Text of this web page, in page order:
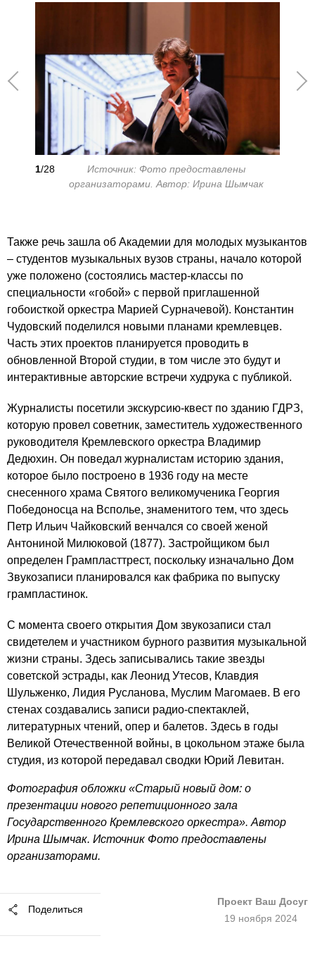
1/28
Источник: Фото предоставлены
организаторами. Автор: Ирина Шымчак
Также речь зашла об Академии для молодых музыкантов
– студентов музыкальных вузов страны, начало которой
уже положено (состоялись мастер-классы по
специальности «гобой» с первой приглашенной
гобоисткой оркестра Марией Сурначевой). Константин
Чудовский поделился новыми планами кремлевцев.
Часть этих проектов планируется проводить в
обновленной Второй студии, в том числе это будут и
интерактивные авторские встречи худрука с публикой.
Журналисты посетили экскурсию-квест по зданию ГДРЗ,
которую провел советник, заместитель художественного
руководителя Кремлевского оркестра Владимир
Дедюхин. Он поведал журналистам историю здания,
которое было построено в 1936 году на месте
снесенного храма Святого великомученика Георгия
Победоносца на Всполье, знаменитого тем, что здесь
Петр Ильич Чайковский венчался со своей женой
Антониной Милюковой (1877). Застройщиком был
определен Грампласттрест, поскольку изначально Дом
Звукозаписи планировался как фабрика по выпуску
грампластинок.
С момента своего открытия Дом звукозаписи стал
свидетелем и участником бурного развития музыкальной
жизни страны. Здесь записывались такие звезды
советской эстрады, как Леонид Утесов, Клавдия
Шульженко, Лидия Русланова, Муслим Магомаев. В его
стенах создавались записи радио-спектаклей,
литературных чтений, опер и балетов. Здесь в годы
Великой Отечественной войны, в цокольном этаже была
студия, из которой передавал сводки Юрий Левитан.
Фотография обложки «Старый новый дом: о
презентации нового репетиционного зала
Государственного Кремлевского оркестра». Автор
Ирина Шымчак. Источник Фото предоставлены
организаторами.
Поделиться
Проект Ваш Досуг
19 ноября 2024